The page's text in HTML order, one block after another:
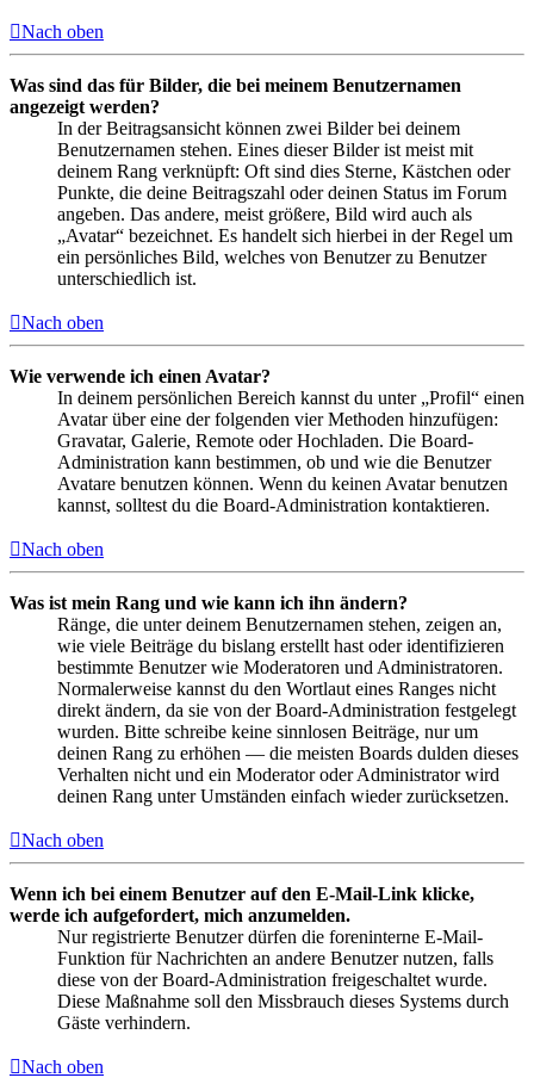
Nach oben
Was sind das für Bilder, die bei meinem Benutzernamen
angezeigt werden?
In der Beitragsansicht können zwei Bilder bei deinem
Benutzernamen stehen. Eines dieser Bilder ist meist mit
deinem Rang verknüpft: Oft sind dies Sterne, Kästchen oder
Punkte, die deine Beitragszahl oder deinen Status im Forum
angeben. Das andere, meist größere, Bild wird auch als
„Avatar“ bezeichnet. Es handelt sich hierbei in der Regel um
ein persönliches Bild, welches von Benutzer zu Benutzer
unterschiedlich ist.
Nach oben
Wie verwende ich einen Avatar?
In deinem persönlichen Bereich kannst du unter „Profil“ einen
Avatar über eine der folgenden vier Methoden hinzufügen:
Gravatar, Galerie, Remote oder Hochladen. Die Board-
Administration kann bestimmen, ob und wie die Benutzer
Avatare benutzen können. Wenn du keinen Avatar benutzen
kannst, solltest du die Board-Administration kontaktieren.
Nach oben
Was ist mein Rang und wie kann ich ihn ändern?
Ränge, die unter deinem Benutzernamen stehen, zeigen an,
wie viele Beiträge du bislang erstellt hast oder identifizieren
bestimmte Benutzer wie Moderatoren und Administratoren.
Normalerweise kannst du den Wortlaut eines Ranges nicht
direkt ändern, da sie von der Board-Administration festgelegt
wurden. Bitte schreibe keine sinnlosen Beiträge, nur um
deinen Rang zu erhöhen — die meisten Boards dulden dieses
Verhalten nicht und ein Moderator oder Administrator wird
deinen Rang unter Umständen einfach wieder zurücksetzen.
Nach oben
Wenn ich bei einem Benutzer auf den E-Mail-Link klicke,
werde ich aufgefordert, mich anzumelden.
Nur registrierte Benutzer dürfen die foreninterne E-Mail-
Funktion für Nachrichten an andere Benutzer nutzen, falls
diese von der Board-Administration freigeschaltet wurde.
Diese Maßnahme soll den Missbrauch dieses Systems durch
Gäste verhindern.
Nach oben